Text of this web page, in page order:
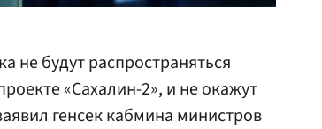
не будут распространяться
«Сахалин-2», и не окажут
генсек кабмина министров